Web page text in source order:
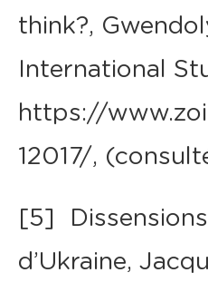
think?,
International
https://
12017/,
[5]
d’Ukraine,